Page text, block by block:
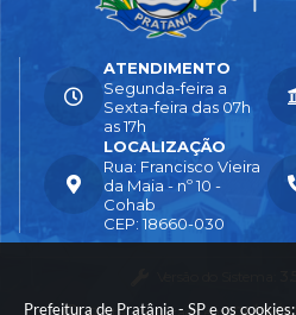
Prefeitura de Pratânia - SP e os
LOCALIZAÇÃO
Rua: Francisco Vieira
da Maia - nº 10 -
Cohab
CEP: 18660-030
ATENDIMENTO
Segunda-feira a
Sexta-feira das 07h
as 17h